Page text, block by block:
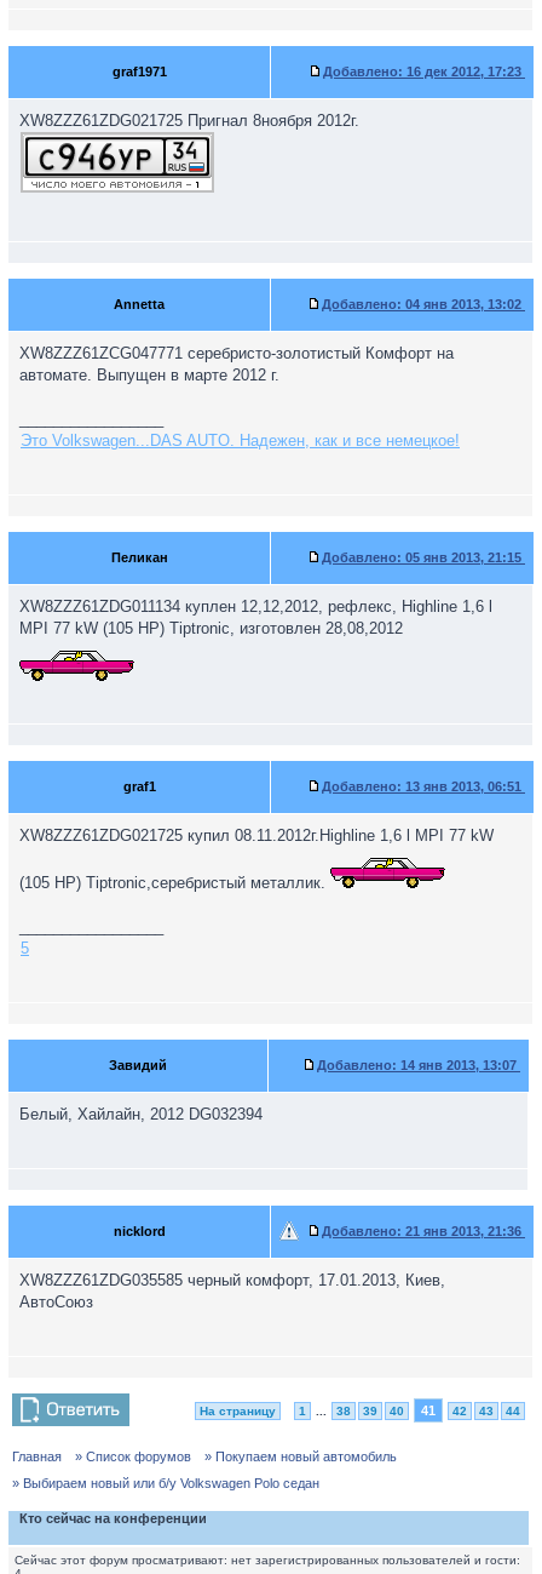
graf1971 Добавлено: 16 дек 2012, 17:23
XW8ZZZ61ZDG021725 Пригнал 8ноября 2012г.
Annetta Добавлено: 04 янв 2013, 13:02
XW8ZZZ61ZCG047771 серебристо-золотистый Комфорт на
автомате. Выпущен в марте 2012 г.
Это Volkswagen...DAS AUTO. Надежен, как и все немецкое!
Пеликан Добавлено: 05 янв 2013, 21:15
XW8ZZZ61ZDG011134 куплен 12,12,2012, рефлекс, Highline 1,6 l
MPI 77 kW (105 HP) Tiptronic, изготовлен 28,08,2012
graf1 Добавлено: 13 янв 2013, 06:51
XW8ZZZ61ZDG021725 купил 08.11.2012г.Highline 1,6 l MPI 77 kW
(105 HP) Tiptronic,серебристый металлик.
5
Завидий Добавлено: 14 янв 2013, 13:07
Белый, Хайлайн, 2012 DG032394
nicklord Добавлено: 21 янв 2013, 21:36
XW8ZZZ61ZDG035585 черный комфорт, 17.01.2013, Киев,
АвтоСоюз
На страницу 1 38 39 40 41 42 43 44
Главная » Список форумов
» Покупаем новый автомобиль
» Выбираем новый или б/у Volkswagen Polo седан
Кто сейчас на конференции
Сейчас этот форум просматривают: нет зарегистрированных пользователей и гости: